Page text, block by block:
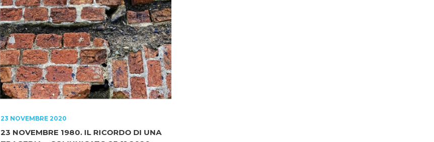
23 NOVEMBRE 2020
23 NOVEMBRE 1980. IL RICORDO DI UNA